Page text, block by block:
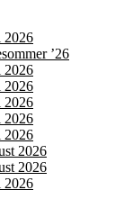
2026
’26
2026
2026
2026
2026
2026
2026
2026
2026